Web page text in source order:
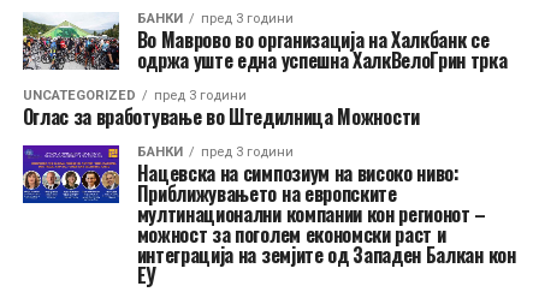
БАНКИ пред 3 години
Во Маврово во организација на Халкбанк се
одржа уште една успешна ХалкВелоГрин трка
UNCATEGORIZED пред 3 години
Оглас за вработување во Штедилница Можности
БАНКИ пред 3 години
Нацевска на симпозиум на високо ниво:
Приближувањето на европските
мултинационални компании кон регионот –
можност за поголем економски раст и
интеграција на земјите од Западен Балкан кон
ЕУ